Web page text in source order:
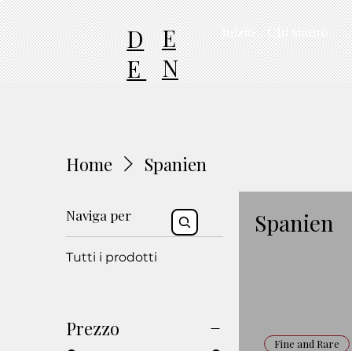
D
E
E
N
inizio Chi siamo
Home Spanien
Naviga per
Tutti i prodotti
Prezzo
Spanien
Fine and Rare